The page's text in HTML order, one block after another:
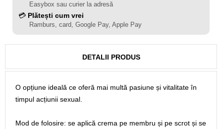
Easybox sau curier la adresă
💳 Plătești cum vrei
Ramburs, card, Google Pay, Apple Pay
DETALII PRODUS
O opțiune ideală ce oferă mai multă pasiune și vitalitate în
timpul acțiunii sexual.
Mod de folosire: se aplică crema pe membru și pe scrot și se